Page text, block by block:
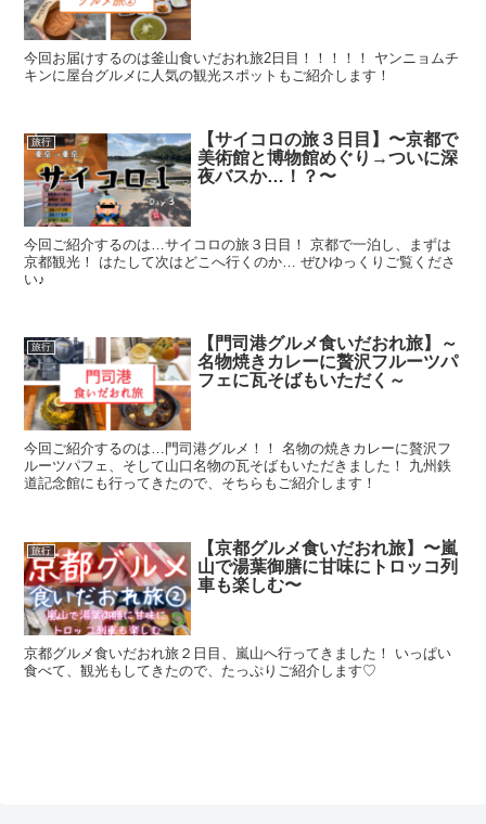
今回お届けするのは釜山食いだおれ旅2日目！！！！！ ヤンニョムチ
キンに屋台グルメに人気の観光スポットもご紹介します！
旅行
【サイコロの旅３日目】〜京都で
美術館と博物館めぐり→ついに深
夜バスか…！？〜
今回ご紹介するのは…サイコロの旅３日目！ 京都で一泊し、まずは
京都観光！ はたして次はどこへ行くのか… ぜひゆっくりご覧くださ
い♪
旅行
【門司港グルメ食いだおれ旅】～
名物焼きカレーに贅沢フルーツパ
フェに瓦そばもいただく～
今回ご紹介するのは…門司港グルメ！！ 名物の焼きカレーに贅沢フ
ルーツパフェ、そして山口名物の瓦そばもいただきました！ 九州鉄
道記念館にも行ってきたので、そちらもご紹介します！
旅行
【京都グルメ食いだおれ旅】〜嵐
山で湯葉御膳に甘味にトロッコ列
車も楽しむ〜
京都グルメ食いだおれ旅２日目、嵐山へ行ってきました！ いっぱい
食べて、観光もしてきたので、たっぷりご紹介します♡